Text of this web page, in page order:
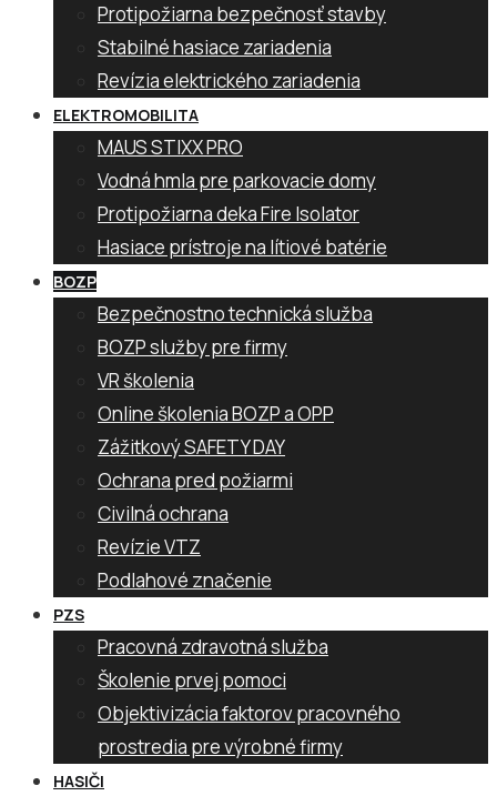
Protipožiarna bezpečnosť stavby
Stabilné hasiace zariadenia
Revízia elektrického zariadenia
ELEKTROMOBILITA
MAUS STIXX PRO
Vodná hmla pre parkovacie domy
Protipožiarna deka Fire Isolator
Hasiace prístroje na lítiové batérie
BOZP
Bezpečnostno technická služba
BOZP služby pre firmy
VR školenia
Online školenia BOZP a OPP
Zážitkový SAFETY DAY
Ochrana pred požiarmi
Civilná ochrana
Revízie VTZ
Podlahové značenie
PZS
Pracovná zdravotná služba
Školenie prvej pomoci
Objektivizácia faktorov pracovného
prostredia pre výrobné firmy
HASIČI